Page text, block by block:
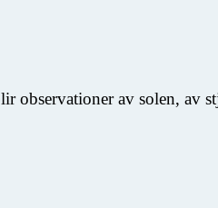
observationer av solen, av